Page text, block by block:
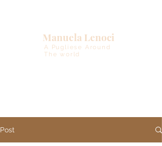
A Pugliese Around
The world
Manuela Lenoci
Post